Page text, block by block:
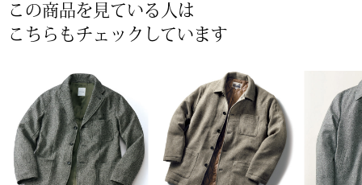
ス
ザ･ノース･フ
ヘリーハンセン
この商品を見ている人は
こちらもチェックしています